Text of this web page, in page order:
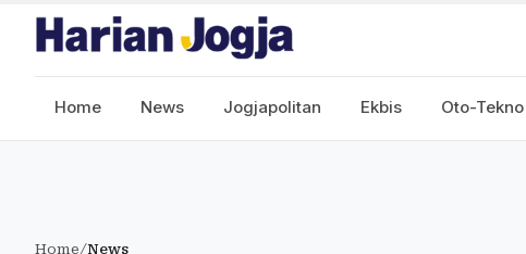
Home News Jogjapolitan Ekbis Oto-Tekno
Home/News